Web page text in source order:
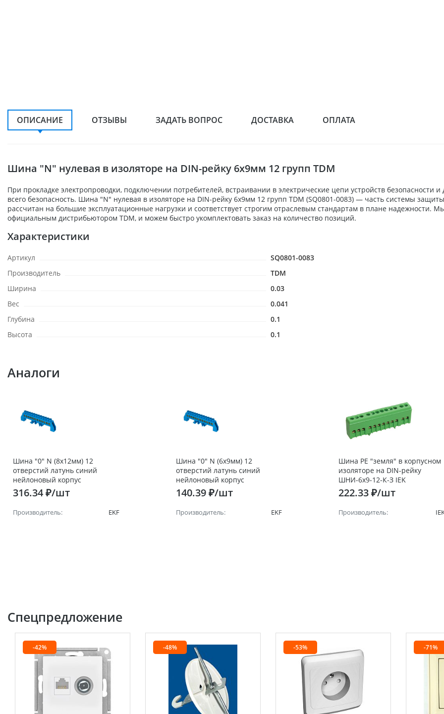
ОПИСАНИЕ ОТЗЫВЫ ЗАДАТЬ ВОПРОС ДОСТАВКА ОПЛАТА
Шина "N" нулевая в изоляторе на DIN-рейку 6x9мм 12 групп TDM
При прокладке электропроводки, подключении потребителей, встраивании в электрические цепи устройств
всего безопасность. Шина "N" нулевая в изоляторе на DIN-рейку 6x9мм 12 групп TDM (SQ0801-0083) — часть системы
рассчитан на большие эксплуатационные нагрузки и соответствует строгим отраслевым стандартам в плане надежности.
официальным дистрибьютором TDM, и можем быстро укомплектовать заказ на количество позиций.
Характеристики
Артикул
SQ0801-0083
Производитель
TDM
Ширина
0.03
Вес
0.041
Глубина
0.1
Высота
0.1
Аналоги
Шина "0" N (8х12мм) 12
отверстий латунь синий
нейлоновый корпус
комбинированный EKF
PROxima
316.34 ₽/шт
Производитель: EKF
Шина "0" N (6х9мм) 12
отверстий латунь синий
нейлоновый корпус
комбинированный EKF
PROxima
140.39 ₽/шт
Производитель: EKF
Шина PE "земля" в корпусном
изоляторе на DIN-рейку
ШНИ-6х9-12-К-З IEK
222.33 ₽/шт
Производитель:
Спецпредложение
-42% -48% -53% -71%